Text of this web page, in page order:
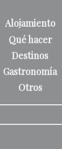
Alojamiento
Qué hacer
Destinos
Gastronomía
Otros